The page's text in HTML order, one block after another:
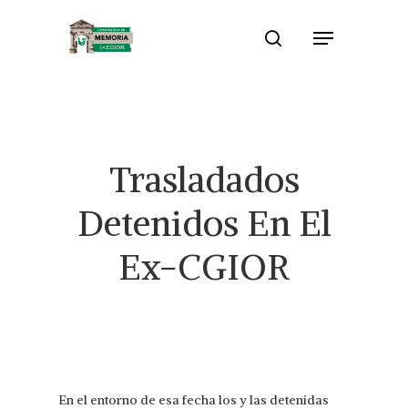
search
Menu
Trasladados
Detenidos En El
Ex-CGIOR
En el entorno de esa fecha los y las detenidas